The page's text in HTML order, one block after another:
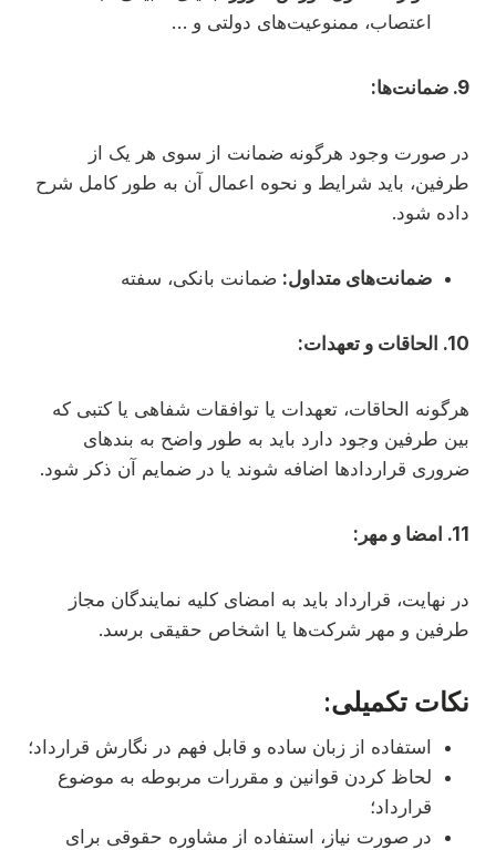
اعتصاب، ممنوعیت‌های دولتی و …
9. ضمانت‌ها:
در صورت وجود هرگونه ضمانت از سوی هر یک از
طرفین، باید شرایط و نحوه اعمال آن به طور کامل شرح
داده شود.
ضمانت‌های متداول: ضمانت بانکی، سفته
10. الحاقات و تعهدات:
هرگونه الحاقات، تعهدات یا توافقات شفاهی یا کتبی که
بین طرفین وجود دارد باید به طور واضح به بندهای
ضروری قراردادها اضافه شوند یا در ضمایم آن ذکر شود.
11. امضا و مهر:
در نهایت، قرارداد باید به امضای کلیه نمایندگان مجاز
طرفین و مهر شرکت‌ها یا اشخاص حقیقی برسد.
نکات تکمیلی:
استفاده از زبان ساده و قابل فهم در نگارش قرارداد؛
لحاظ کردن قوانین و مقررات مربوطه به موضوع
قرارداد؛
در صورت نیاز، استفاده از مشاوره حقوقی برای